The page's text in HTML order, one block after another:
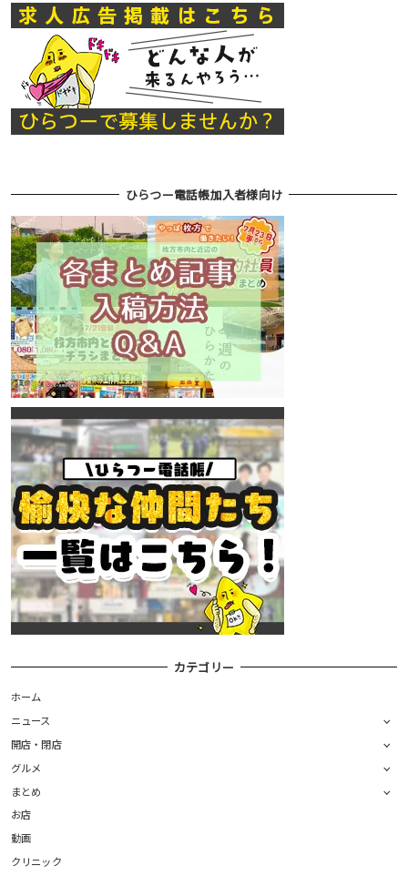
ひらつー電話帳加入者様向け
カテゴリー
ホーム
ニュース
開店・閉店
グルメ
まとめ
お店
動画
クリニック